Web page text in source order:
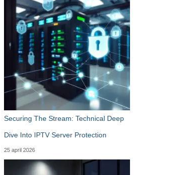
Securing The Stream: Technical Deep
Dive Into IPTV Server Protection
25 april 2026